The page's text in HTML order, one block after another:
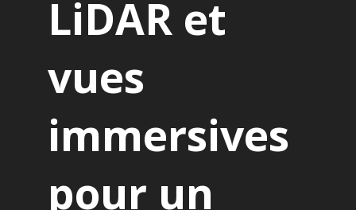
LiDAR et
vues
immersives
pour un